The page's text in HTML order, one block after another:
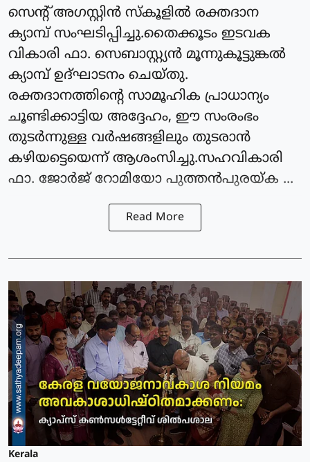
സെന്റ് അഗസ്റ്റിൻ സ്കൂളിൽ രക്തദാന
ക്യാമ്പ് സംഘടിപ്പിച്ചു.തൈക്കൂടം ഇടവക
വികാരി ഫാ. സെബാസ്റ്റ്യൻ മൂന്നുകൂട്ടുങ്കൽ
ക്യാമ്പ് ഉദ്ഘാടനം ചെയ്തു.
രക്തദാനത്തിന്റെ സാമൂഹിക പ്രാധാന്യം
ചൂണ്ടിക്കാട്ടിയ അദ്ദേഹം, ഈ സംരംഭം
തുടർന്നുള്ള വർഷങ്ങളിലും തുടരാൻ
കഴിയട്ടെയെന്ന് ആശംസിച്ചു.സഹവികാരി
ഫാ. ജോർജ് റോമിയോ പുത്തൻപുരയ്ക ...
Read More
Kerala